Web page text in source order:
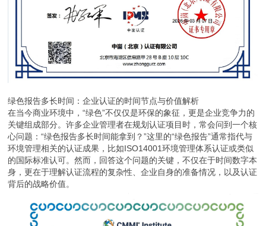
绿色报告多长时间：企业认证的时间节点与价值解析
在当今商业环境中，“绿色”不仅仅是环保的象征，更是企业竞争力的
关键组成部分。许多企业管理者在规划认证项目时，常会问到一个核
心问题：“绿色报告多长时间能拿到？”这里的“绿色报告”通常指代与
环境管理相关的认证成果，比如ISO14001环境管理体系认证或类似
的国际标准认可。然而，回答这个问题的关键，不仅在于时间数字本
身，更在于理解认证流程的复杂性、企业自身的准备情况，以及认证
背后的战略价值。